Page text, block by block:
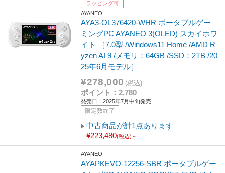
ラッピング可
AYANEO
AYA3-OL376420-WHR ポータブルゲー
ミングPC AYANEO 3(OLED) スカイホワ
イト ［7.0型 /Windows11 Home /AMD R
yzen AI 9 /メモリ：64GB /SSD：2TB /20
25年6月モデル］
¥278,000 (税込)
ポイント：2,780
発売日：2025年7月中旬発売
限定数終了
中古商品が計1点あります
¥223,480(税込)～
AYANEO
AYAPKEVO-12256-SBR ポータブルゲー